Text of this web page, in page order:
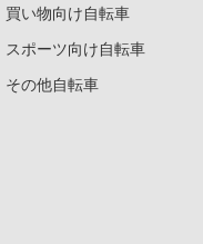
買い物向け自転車
スポーツ向け自転車
その他自転車